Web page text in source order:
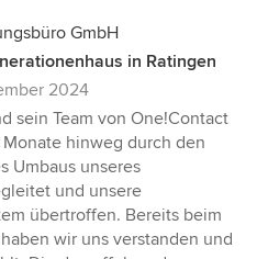
GmbH
in Ratingen
2024
sein Team von One!Contact
hinweg durch den
Umbaus unseres
und unsere
übertroffen. Bereits beim
wir uns verstanden und